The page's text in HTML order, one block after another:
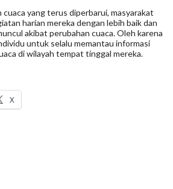
cuaca yang terus diperbarui, masyarakat
harian mereka dengan lebih baik dan
akibat perubahan cuaca. Oleh karena
untuk selalu memantau informasi
di wilayah tempat tinggal mereka.
X